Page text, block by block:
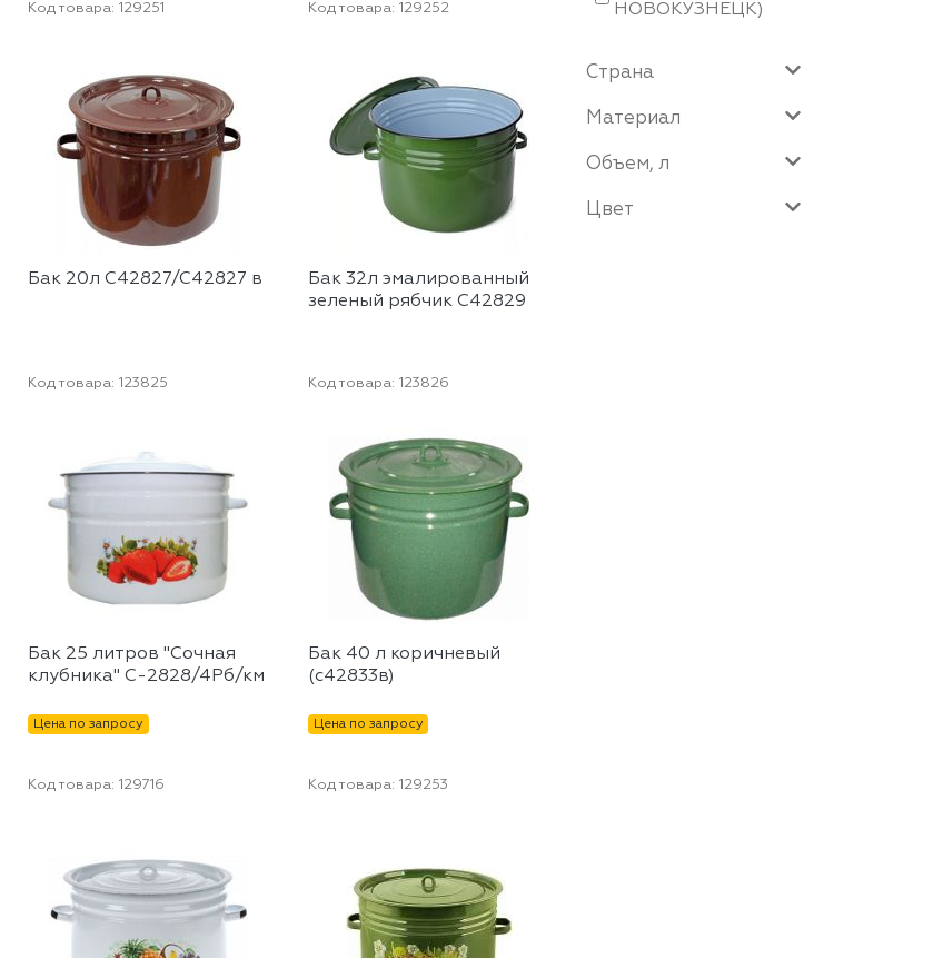
Код товара: 129251
Бак 20л С42827/С42827 в
Код товара: 129252
Бак 32л эмалированный
зеленый рябчик С42829
Код товара: 123825
Бак 25 литров "Сочная
клубника" С-2828/4Рб/км
Цена по запросу
Код товара: 123826
Бак 40 л коричневый
(с42833в)
Цена по запросу
Код товара: 129716 Код товара: 129253
НОВОКУЗНЕЦК)
Страна
Материал
Объем, л
Цвет